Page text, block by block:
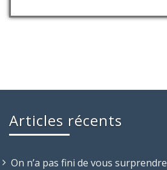
Articles récents
On n’a pas fini de vous surprendre